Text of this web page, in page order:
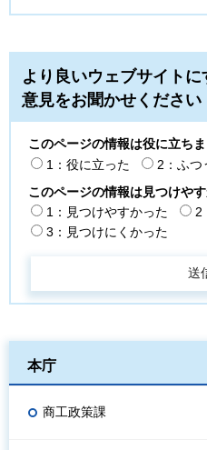
より良いウェブサイト
意見をお聞かせください
このページの情報は役に立ち
1：役に立った
2：ふつ
このページの情報は見つけや
1：見つけやすかった
2
3：見つけにくかった
本庁
商工政策課